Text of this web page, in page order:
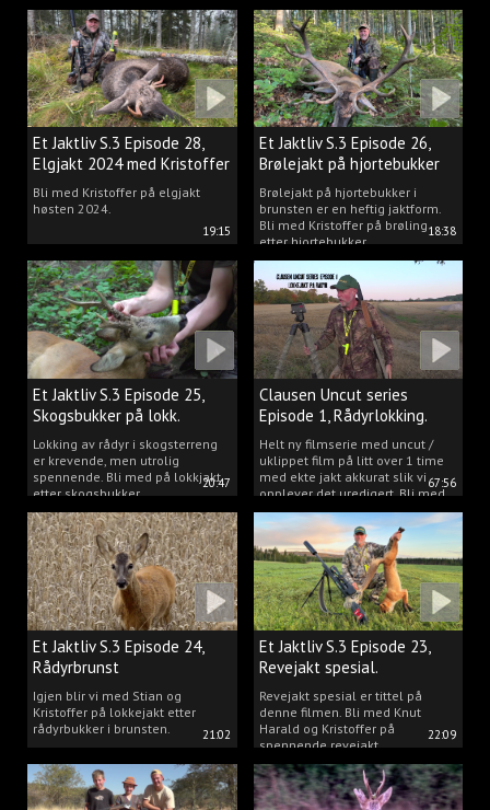
19:15
Et Jaktliv S.3 Episode 28,
Elgjakt 2024 med Kristoffer
Clausen
Bli med Kristoffer på elgjakt
høsten 2024.
18:38
Et Jaktliv S.3 Episode 26,
Brølejakt på hjortebukker
med Kristoffer Clausen
Brølejakt på hjortebukker i
brunsten er en heftig jaktform.
Bli med Kristoffer på brøling
etter hjortebukker.
20:47
Et Jaktliv S.3 Episode 25,
Skogsbukker på lokk.
Lokking av rådyr i skogsterreng
er krevende, men utrolig
spennende. Bli med på lokkjakt
etter skogsbukker.
67:56
Clausen Uncut series
Episode 1, Rådyrlokking.
Helt ny filmserie med uncut /
uklippet film på litt over 1 time
med ekte jakt akkurat slik vi
opplever det uredigert. Bli med
Kristoffer og opplev akkurat det
vi gjør når vi er ute og lokker
rådyr.
21:02
Et Jaktliv S.3 Episode 24,
Rådyrbrunst
Igjen blir vi med Stian og
Kristoffer på lokkejakt etter
rådyrbukker i brunsten.
22:09
Et Jaktliv S.3 Episode 23,
Revejakt spesial.
Revejakt spesial er tittel på
denne filmen. Bli med Knut
Harald og Kristoffer på
spennende revejakt.